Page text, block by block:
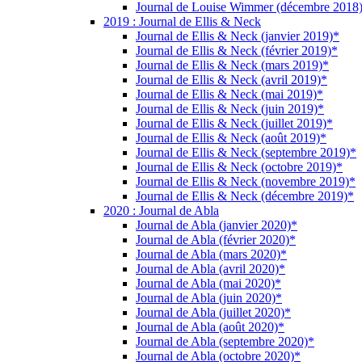
Journal de Louise Wimmer (décembre
2019 : Journal de Ellis & Neck
Journal de Ellis & Neck (janvier 2019)*
Journal de Ellis & Neck (février 2019)*
Journal de Ellis & Neck (mars 2019)*
Journal de Ellis & Neck (avril 2019)*
Journal de Ellis & Neck (mai 2019)*
Journal de Ellis & Neck (juin 2019)*
Journal de Ellis & Neck (juillet 2019)*
Journal de Ellis & Neck (août 2019)*
Journal de Ellis & Neck (septembre 2019)*
Journal de Ellis & Neck (octobre 2019)*
Journal de Ellis & Neck (novembre 2019)*
Journal de Ellis & Neck (décembre 2019)*
2020 : Journal de Abla
Journal de Abla (janvier 2020)*
Journal de Abla (février 2020)*
Journal de Abla (mars 2020)*
Journal de Abla (avril 2020)*
Journal de Abla (mai 2020)*
Journal de Abla (juin 2020)*
Journal de Abla (juillet 2020)*
Journal de Abla (août 2020)*
Journal de Abla (septembre 2020)*
Journal de Abla (octobre 2020)*